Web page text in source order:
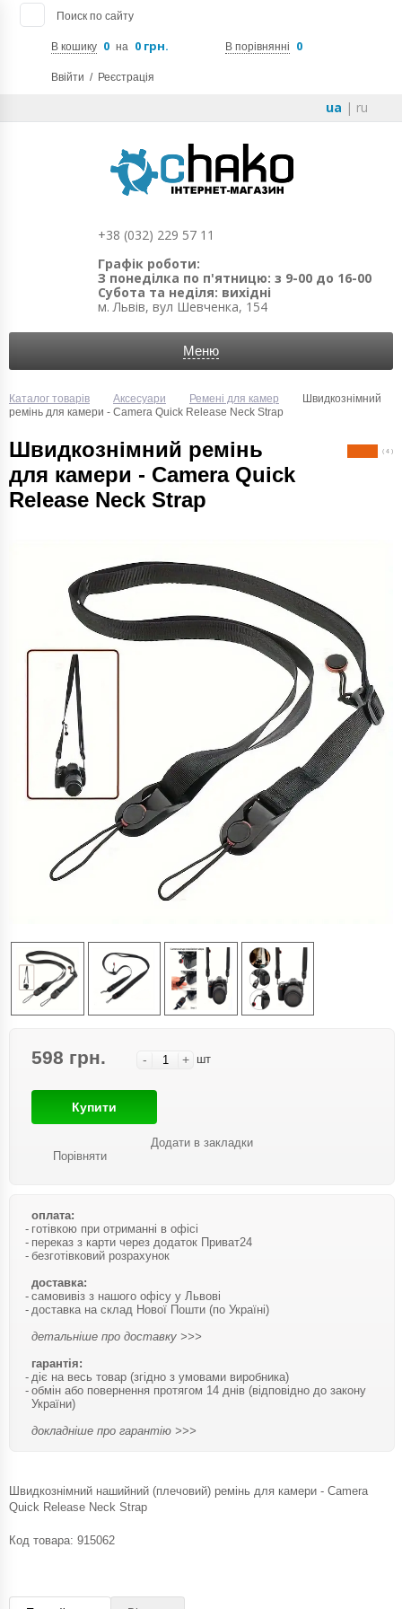
Поиск по сайту
В кошику 0 на 0 грн. В порівнянні 0
Ввійти / Реєстрація
ua | ru
+38 (032) 229 57 11
Графік роботи:
З понеділка по п'ятницю: з 9-00 до 16-00
Субота та неділя: вихідні
м. Львів, вул Шевченка, 154
Меню
Каталог товарів Аксесуари Ремені для камер
Швидкознімний
ремінь для камери - Camera Quick Release Neck Strap
Швидкознімний ремінь
для камери - Camera Quick
Release Neck Strap
( 4 )
598 грн. - + шт
Купити
Порівняти
Додати в закладки
оплата:
готівкою при отриманні в офісі
переказ з карти через додаток Приват24
безготівковий розрахунок
доставка:
самовивіз з нашого офісу у Львові
доставка на склад Нової Пошти (по Україні)
детальніше про доставку >>>
гарантія:
діє на весь товар (згідно з умовами виробника)
обмін або повернення протягом 14 днів (відповідно до закону
України)
докладніше про гарантію >>>
Швидкознімний нашийний (плечовий) ремінь для камери - Camera
Quick Release Neck Strap
Код товара: 915062